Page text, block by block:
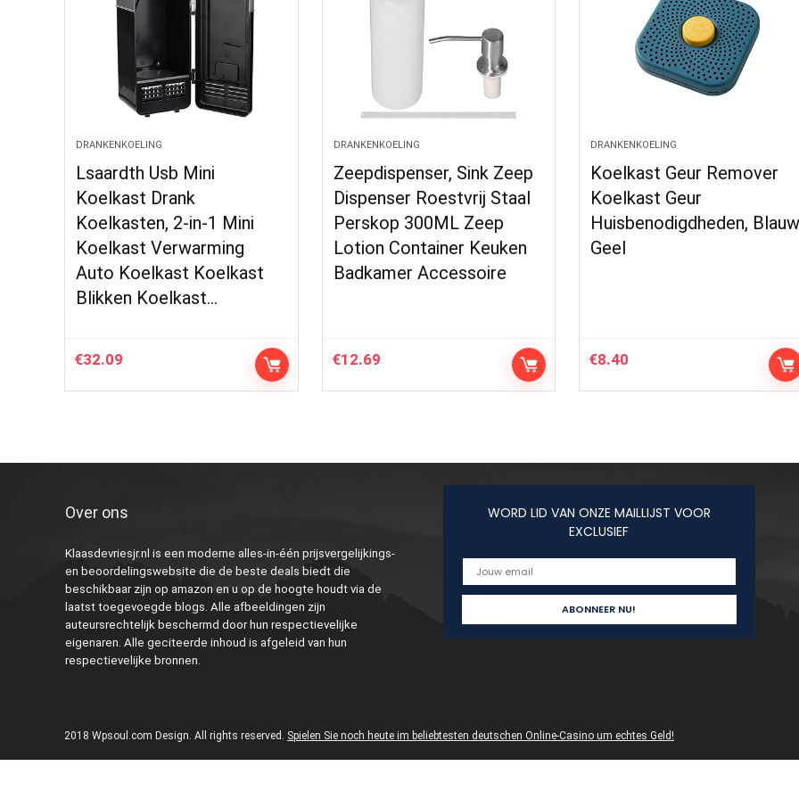
DRANKENKOELING
Lsaardth Usb Mini
Koelkast Drank
Koelkasten, 2-in-1 Mini
Koelkast Verwarming
Auto Koelkast Koelkast
Blikken Koelkast…
€32.09
DRANKENKOELING
Zeepdispenser, Sink Zeep
Dispenser Roestvrij Staal
Perskop 300ML Zeep
Lotion Container Keuken
Badkamer Accessoire
€12.69
DRANKENKOELING
Koelkast Geur Remover
Koelkast Geur
Huisbenodigdheden,
Geel
€8.40
Over ons
Klaasdevriesjr.nl is een moderne alles-in-één prijsvergelijkings-
en beoordelingswebsite die de beste deals biedt die
beschikbaar zijn op amazon en u op de hoogte houdt via de
laatst toegevoegde blogs. Alle afbeeldingen zijn
auteursrechtelijk beschermd door hun respectievelijke
eigenaren. Alle geciteerde inhoud is afgeleid van hun
respectievelijke bronnen.
WORD LID VAN ONZE MAILLIJST VOOR
EXCLUSIEF
2018 Wpsoul.com Design. All rights reserved. Spielen Sie noch heute im beliebtesten deutschen Online-Casino um echtes Geld!